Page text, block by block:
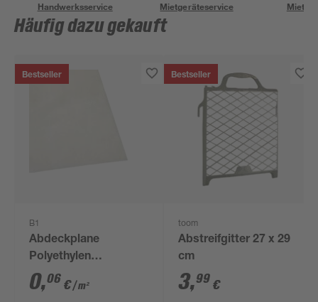
Handwerksservice Mietgeräteservice
Häufig dazu gekauft
Bestseller
B1
Abdeckplane
Polyethylen
transparent 4 x 5 m
0,06 €/ m²
Bestseller
toom
Abstreifgitter 27 x 29
cm
3,99 €